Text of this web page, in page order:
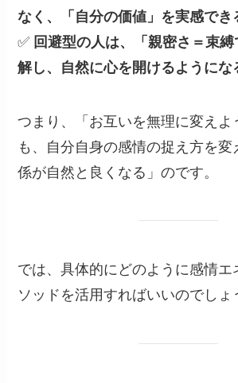
なく、「自分の価値」を実感でき
✅ 回避型の人は、「親密さ＝束
解し、自然に心を開けるようにな
つまり、「お互いを無理に変えよ
も、自分自身の感情の捉え方を変
係が自然と良くなる」のです。
では、具体的にどのように感情エ
ソッドを活用すればいいのでしょ